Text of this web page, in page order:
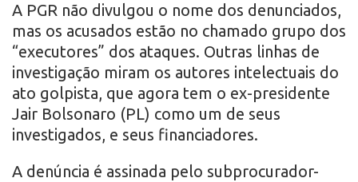
A PGR não divulgou o nome dos denunciados,
mas os acusados estão no chamado grupo dos
“executores” dos ataques. Outras linhas de
investigação miram os autores intelectuais do
ato golpista, que agora tem o ex-presidente
Jair Bolsonaro (PL) como um de seus
investigados, e seus financiadores.
A denúncia é assinada pelo subprocurador-